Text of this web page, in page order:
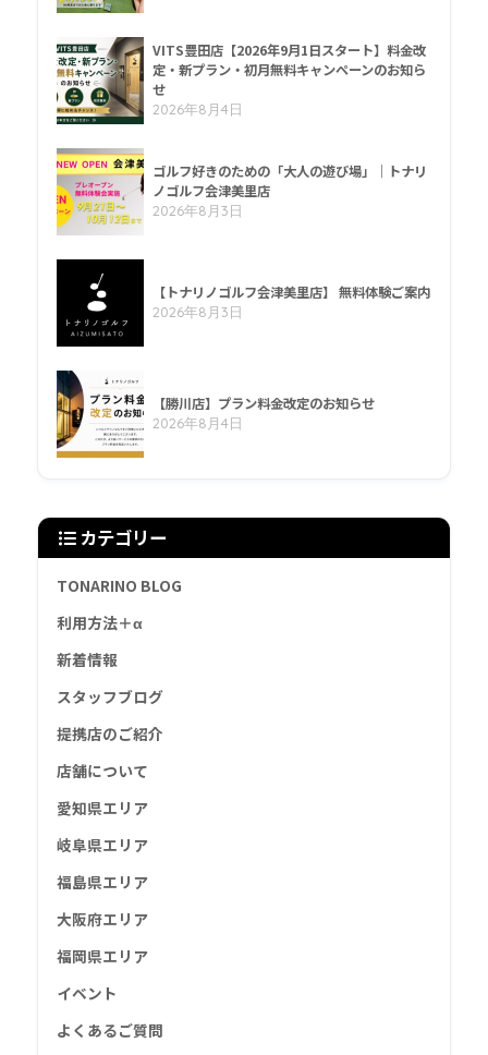
VITS豊田店【2026年9月1日スタート】料金改
定・新プラン・初月無料キャンペーンのお知ら
せ
2026年8月4日
ゴルフ好きのための「大人の遊び場」｜トナリ
ノゴルフ会津美里店
2026年8月3日
【トナリノゴルフ会津美里店】 無料体験ご案内
2026年8月3日
【勝川店】プラン料金改定のお知らせ
2026年8月4日
カテゴリー
TONARINO BLOG
利用方法＋α
新着情報
スタッフブログ
提携店のご紹介
店舗について
愛知県エリア
岐阜県エリア
福島県エリア
大阪府エリア
福岡県エリア
イベント
よくあるご質問